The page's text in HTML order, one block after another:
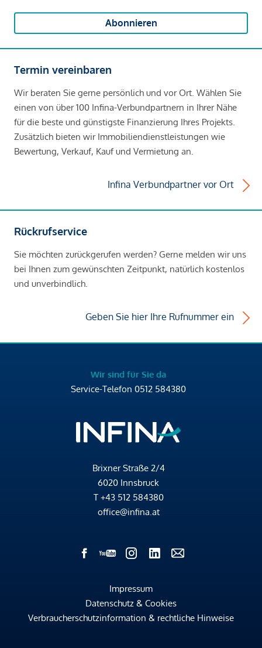
Abonnieren
Termin vereinbaren
Wir beraten Sie gerne persönlich und vor Ort. Wählen Sie
einen von über 100 Infina-Verbundpartnern in Ihrer Nähe
für die beste und günstigste Finanzierung Ihres Projekts.
Zusätzlich bieten wir Immobiliendienstleistungen wie
Bewertung, Verkauf, Kauf und Vermietung an.
Infina Verbundpartner vor Ort
Rückrufservice
Sie möchten zurückgerufen werden? Gerne melden wir uns
bei Ihnen zum gewünschten Zeitpunkt, natürlich kostenlos
und unverbindlich.
Geben Sie hier Ihre Rufnummer ein
Wir sind für Sie da
Service-Telefon 0512 584380
Brixner Straße 2/4
6020 Innsbruck
T +43 512 584380
office@infina.at
Impressum
Datenschutz & Cookies
Verbraucherschutzinformation & rechtliche Hinweise